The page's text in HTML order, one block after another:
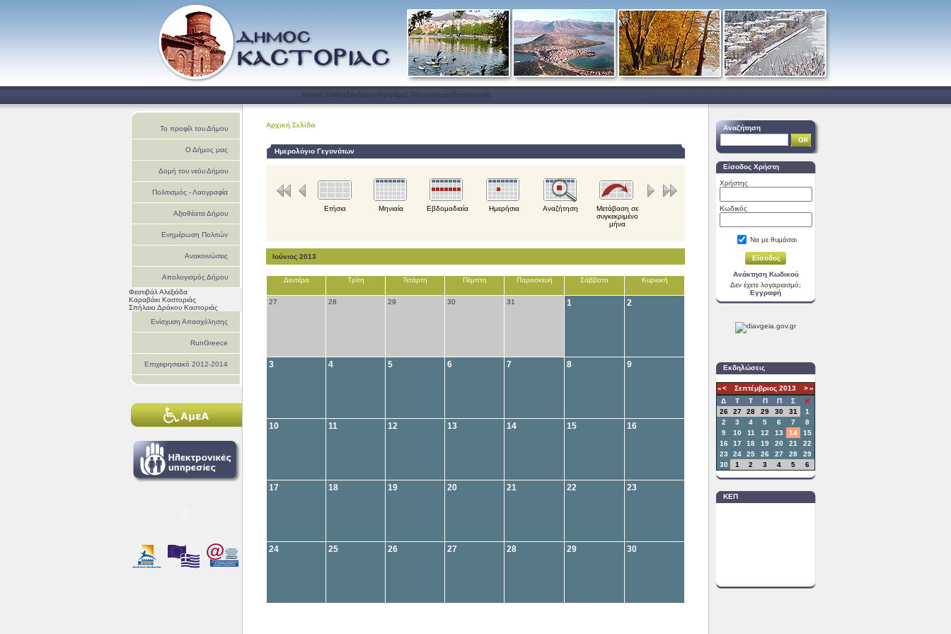
Αρχική ΣελίδαΣύνδεσμοιΧρήσιμες ΠληροφορίεςΕπικοινωνία
Το προφίλ του Δήμου
Ο Δήμος μας
Δομή του νεόυ Δήμου
Πολιτισμός - Λαογραφία
Αξιοθέατα Δήμου
Ενημέρωση Πολιτών
Ανακοινώσεις
Απολογισμός Δήμου
Καστοριάς
Φεστιβάλ Αλεξιάδα
Καραβάκι Καστοριάς
Σπήλαιο Δράκου Καστοριάς
Ενίσχυση Απασχόλησης
RunGreece
Επιχειρησιακό 2012-2014
Αρχική Σελίδα
Ημερολόγιο Γεγονότων
Ετήσια Μηνιαία Εβδομαδιαία Ημερήσια Αναζήτηση
Μετάβαση σε
συγκεκριμένο
μήνα
Ιούνιος 2013
Δευτέρα Τρίτη Τετάρτη Πέμπτη Παρασκευή Σάββατο Κυριακή
27 28 29 30 31 1 2
3 4 5 6 7 8 9
10 11 12 13 14 15 16
17 18 19 20 21 22 23
24 25 26 27 28 29 30
Αναζήτηση
Είσοδος Χρήστη
Χρήστης
Κωδικός
Να με θυμάσαι
Ανάκτηση Κωδικού
Δεν έχετε λογαριασμό;
Εγγραφή
Εκδηλώσεις
«< Σεπτέμβριος 2013 >»
Δ
T Τ Π Π Σ
Κ
26
27 28 29 30 31
1
2
3 4 5 6 7
8
9
10 11 12 13 14
15
16
17 18 19 20 21
22
23
24 25 26 27 28
29
30
1 2 3 4 5 6
ΚΕΠ